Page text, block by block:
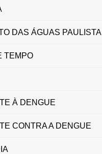
DAS ÁGUAS PAULISTA
TEMPO
À DENGUE
CONTRA A DENGUE